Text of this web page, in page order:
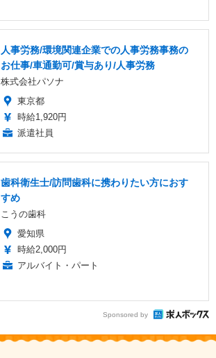
人事労務/環境関連企業での人事労務事務の
お仕事/車通勤可/賞与あり/人事労務
株式会社パソナ
東京都
時給1,920円
派遣社員
歯科衛生士/訪問歯科に携わりたい方におす
すめ
こうの歯科
愛知県
時給2,000円
アルバイト・パート
Sponsored by